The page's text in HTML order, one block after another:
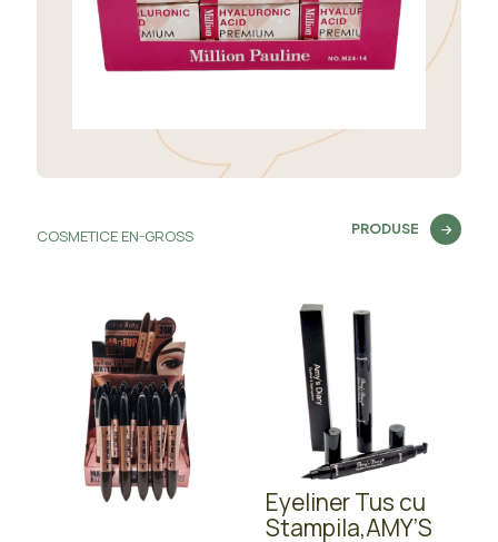
COSMETICE EN-GROSS PRODUSE
Eyeliner Tus cu
Stampila,AMY’S